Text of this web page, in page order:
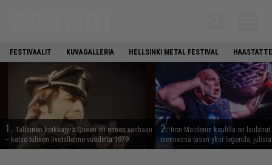
FESTIVAALIT KUVAGALLERIA HELLSINKI METAL FESTIVAL
1. Tällainen keikkajyrä Queen oli ennen vanhaan
– katso tulinen livetallenne vuodelta 1979
2. Iron Maidenin keulilla on laulanut
mennessä tasan yksi legenda,